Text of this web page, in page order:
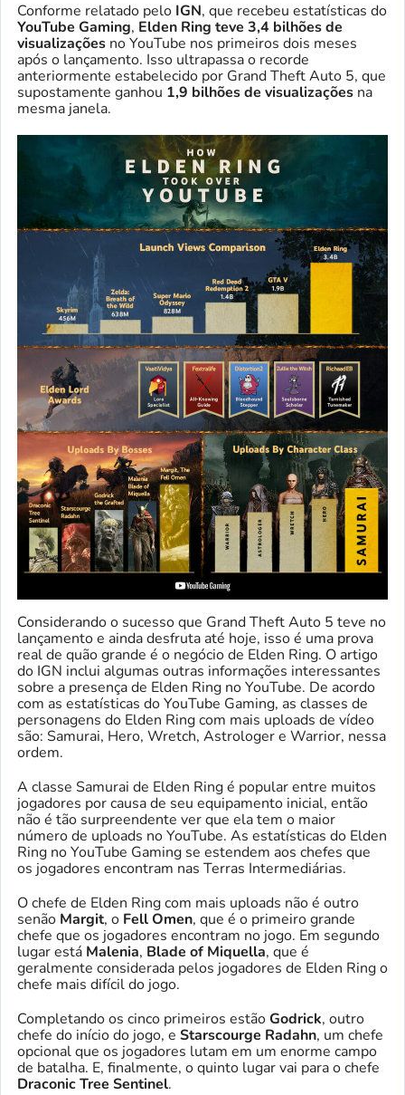
Conforme relatado pelo IGN, que recebeu estatísticas do
YouTube Gaming, Elden Ring teve 3,4 bilhões de
visualizações no YouTube nos primeiros dois meses
após o lançamento. Isso ultrapassa o recorde
anteriormente estabelecido por Grand Theft Auto 5, que
supostamente ganhou 1,9 bilhões de visualizações na
mesma janela.
Considerando o sucesso que Grand Theft Auto 5 teve no
lançamento e ainda desfruta até hoje, isso é uma prova
real de quão grande é o negócio de Elden Ring. O artigo
do IGN inclui algumas outras informações interessantes
sobre a presença de Elden Ring no YouTube. De acordo
com as estatísticas do YouTube Gaming, as classes de
personagens do Elden Ring com mais uploads de vídeo
são: Samurai, Hero, Wretch, Astrologer e Warrior, nessa
ordem.
A classe Samurai de Elden Ring é popular entre muitos
jogadores por causa de seu equipamento inicial, então
não é tão surpreendente ver que ela tem o maior
número de uploads no YouTube. As estatísticas do Elden
Ring no YouTube Gaming se estendem aos chefes que
os jogadores encontram nas Terras Intermediárias.
O chefe de Elden Ring com mais uploads não é outro
senão Margit, o Fell Omen, que é o primeiro grande
chefe que os jogadores encontram no jogo. Em segundo
lugar está Malenia, Blade of Miquella, que é
geralmente considerada pelos jogadores de Elden Ring o
chefe mais difícil do jogo.
Completando os cinco primeiros estãoGodrick, outro
chefe do início do jogo, e Starscourge Radahn, um chefe
opcional que os jogadores lutam em um enorme campo
de batalha. E, finalmente, o quinto lugar vai para o chefe
Draconic Tree Sentinel.